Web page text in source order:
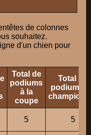
de colonnes
souhaitez.
d'un chien pour
Total de
podiums
à la
coupe
Total de
podiums
5 5